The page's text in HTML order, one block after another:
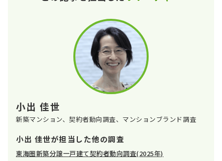
小出 佳世
新築マンション、契約者動向調査、マンションブランド調査
小出 佳世が担当した他の調査
東海圏新築分譲一戸建て契約者動向調査(2025年)